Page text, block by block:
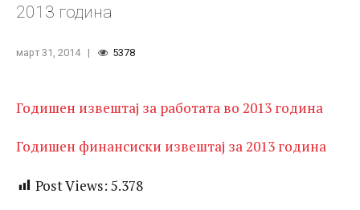
2013 година
март 31, 2014 5378
Годишен извештај за работата во 2013 година
Годишен финансиски извештај за 2013 година
Post Views: 5.378